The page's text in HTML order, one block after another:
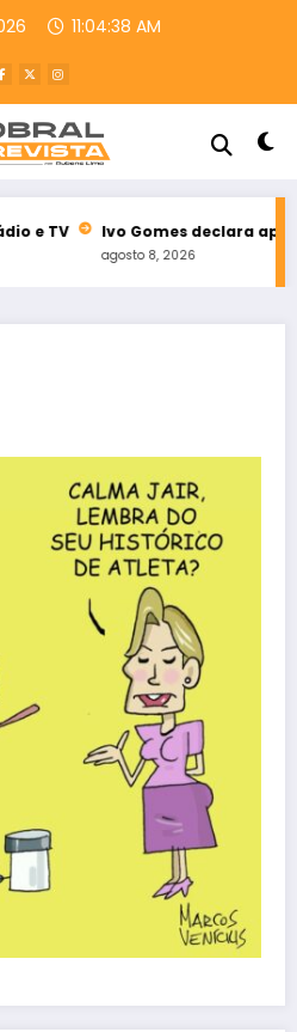
11:04:39 AM
Gomes declara apoio à